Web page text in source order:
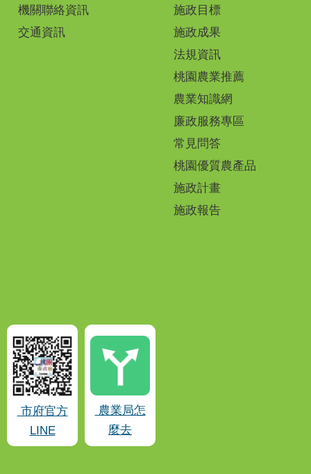
機關聯絡資訊
交通資訊
施政目標
施政成果
法規資訊
桃園農業推薦
農業知識網
廉政服務專區
常見問答
桃園優質農產品
施政計畫
施政報告
市府官方
LINE
農業局怎
麼去